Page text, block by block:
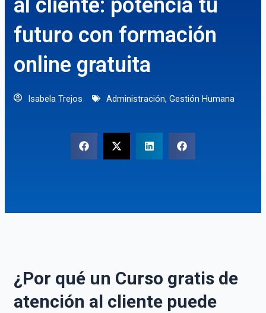
al cliente: potencia tu
futuro con formación
online gratuita
Isabela Trejos Administración, Gestión Humana
¿Por qué un Curso gratis de
atención al cliente puede